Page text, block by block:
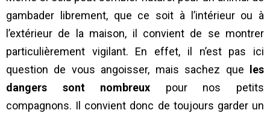
gambader librement, que ce soit à l’intérieur ou à
l’extérieur de la maison, il convient de se montrer
particulièrement vigilant. En effet, il n’est pas ici
question de vous angoisser, mais sachez que
les
dangers sont nombreux pour nos petits
compagnons. Il convient donc de toujours garder un